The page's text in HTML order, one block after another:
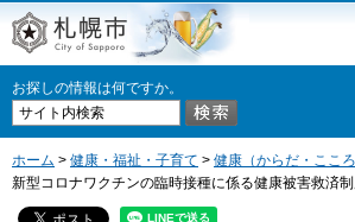
札幌市
お探しの情報は何ですか。
ホーム > 健康・福祉・子育て > 健康（からだ・こころ
新型コロナワクチンの臨時接種に係る健康被害救済